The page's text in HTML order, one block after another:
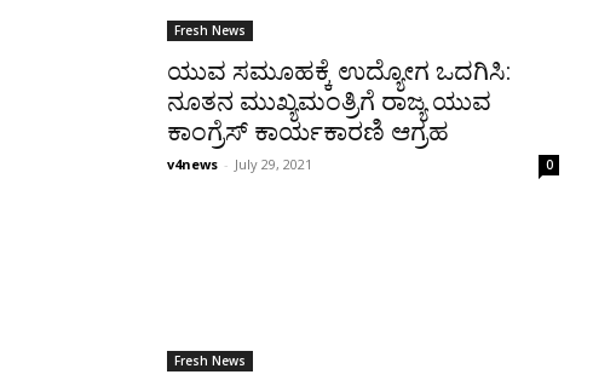
Fresh News
ಯುವ ಸಮೂಹಕ್ಕೆ ಉದ್ಯೋಗ ಒದಗಿಸಿ:
ನೂತನ ಮುಖ್ಯಮಂತ್ರಿಗೆ ರಾಜ್ಯ ಯುವ
ಕಾಂಗ್ರೆಸ್ ಕಾರ್ಯಕಾರಣಿ ಆಗ್ರಹ
v4news - July 29, 2021 0
Fresh News